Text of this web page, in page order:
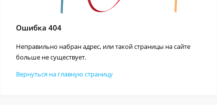
Ошибка 404
Неправильно набран адрес, или такой страницы на сайте
больше не существует.
Вернуться на главную страницу